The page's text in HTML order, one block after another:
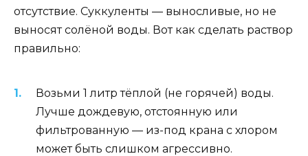
отсутствие. Суккуленты — выносливые, но не
выносят солёной воды. Вот как сделать раствор
правильно:
Возьми 1 литр тёплой (не горячей) воды.
Лучше дождевую, отстоянную или
фильтрованную — из-под крана с хлором
может быть слишком агрессивно.